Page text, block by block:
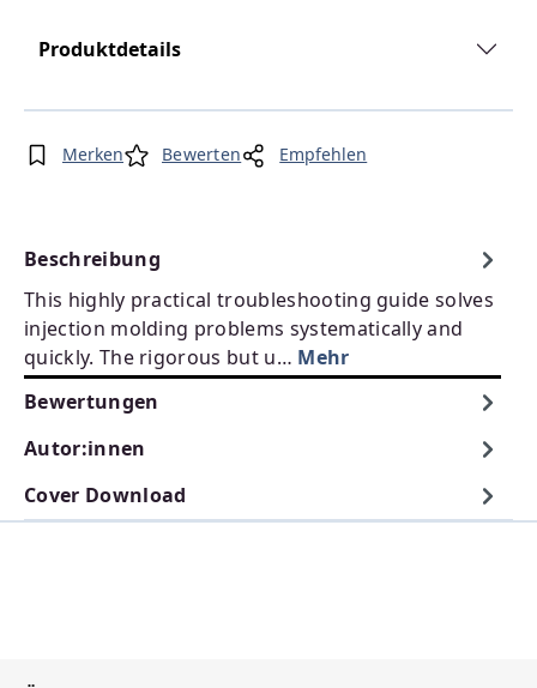
Produktdetails
Merken Bewerten Empfehlen
Beschreibung
This highly practical troubleshooting guide solves
injection molding problems systematically and
quickly. The rigorous but u… Mehr
Bewertungen
Autor:innen
Cover Download